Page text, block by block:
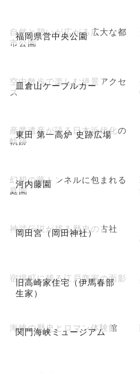
福岡県営中央公園
自然と憩いが広がる広大な都
市公園
皿倉山ケーブルカー
空中散歩で楽しむ絶景アクセ
ス
東田 第一高炉 史跡広場
産業遺産が語る日本近代化の
軌跡
河内藤園
幻想の藤トンネルに包まれる
庭園
岡田宮（岡田神社）
神武伝説が残る歴史の古社
旧高崎家住宅（伊馬春部
生家）
宿場町に残る江戸商家の面影
関門海峡ミュージアム
海峡の歴史とロマン体験館